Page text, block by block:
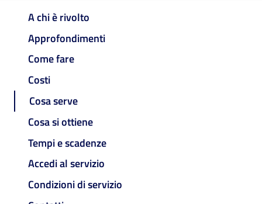
A chi è rivolto
Approfondimenti
Come fare
Costi
Cosa serve
Cosa si ottiene
Tempi e scadenze
Accedi al servizio
Condizioni di servizio